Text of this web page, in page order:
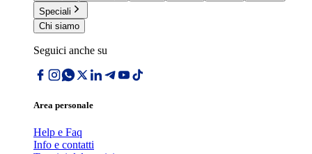
Speciali
Chi siamo
Seguici anche su
Area personale
Help e Faq
Info e contatti